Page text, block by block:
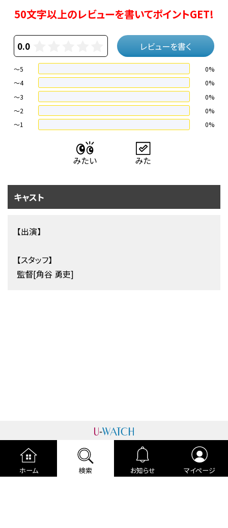
ホーム 検索 お知らせ マイページ
50文字以上のレビューを書いてポイントGET!
0.0 レビューを書く
～5
0%
～4
0%
〜3
0%
〜2
0%
〜1
0%
キャスト
【出演】
【スタッフ】
監督[角谷 勇吏]
運営者情報 プライバシーポリシー
cookieポリシー
利用規約
ご利用ガイド 編集部より
広告掲載について